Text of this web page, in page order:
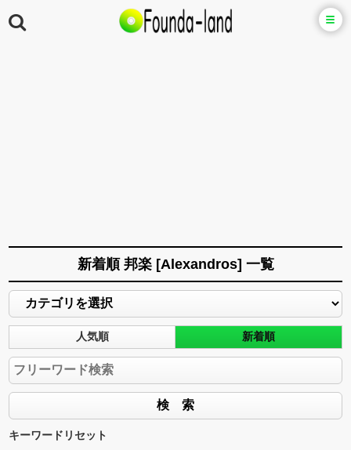
新着順 邦楽 [Alexandros] 一覧
人気順 新着順
キーワードリセット